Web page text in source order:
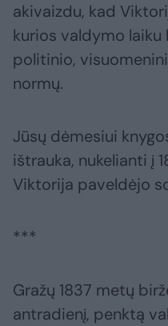
akivaizdu, kad
kurios valdymo
politinio,
normų.
Jūsų dėmesiui
ištrauka, nukelianti į
Viktorija paveldėjo
***
Gražų 1837 metų
antradienį, penktą